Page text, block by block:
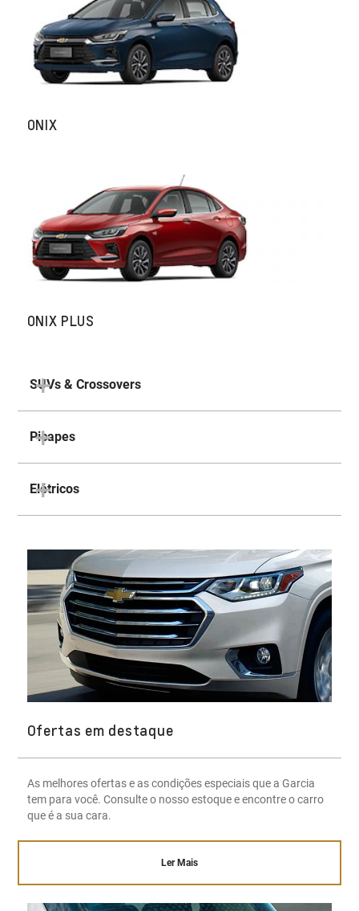
ONIX
ONIX PLUS
SUVs & Crossovers
Picapes
Elétricos
Ofertas em destaque
As melhores ofertas e as condições especiais que a Garcia
tem para você. Consulte o nosso estoque e encontre o carro
que é a sua cara.
Ler Mais